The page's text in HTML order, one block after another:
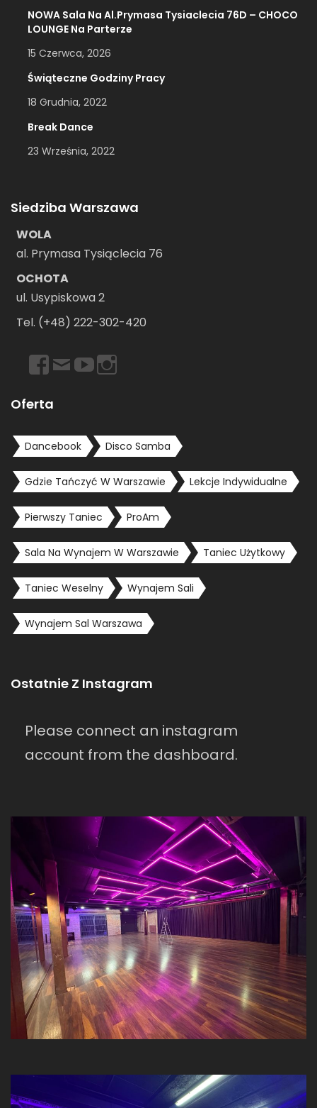
NOWA Sala Na Al.Prymasa Tysiaclecia 76D – CHOCO
LOUNGE Na Parterze
15 Czerwca, 2026
Świąteczne Godziny Pracy
18 Grudnia, 2022
Break Dance
23 Września, 2022
Siedziba Warszawa
WOLA
al. Prymasa Tysiąclecia 76
OCHOTA
ul. Usypiskowa 2
Tel. (+48) 222-302-420
https://www.facebook.com/dancebookwarszawa
Emailhttps://www.youtube.com/user/dancebookpl
Oferta
Dancebook Disco Samba
Gdzie Tańczyć W Warszawie Lekcje Indywidualne
Pierwszy Taniec ProAm
Sala Na Wynajem W Warszawie Taniec Użytkowy
Taniec Weselny Wynajem Sali
Wynajem Sal Warszawa
Ostatnie Z Instagram
Please connect an instagram
account from the dashboard.